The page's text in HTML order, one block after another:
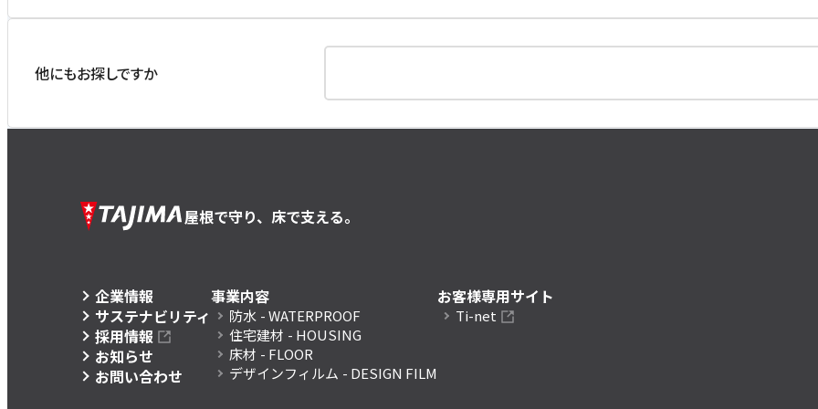
他にもお探しですか
屋根で守り、床で支える。
企業情報
サステナビリティ
採用情報
お知らせ
お問い合わせ
事業内容
防水 - WATERPROOF
住宅建材 - HOUSING
床材 - FLOOR
デザインフィルム - DESIGN FILM
お客様専用サイト
Ti-net